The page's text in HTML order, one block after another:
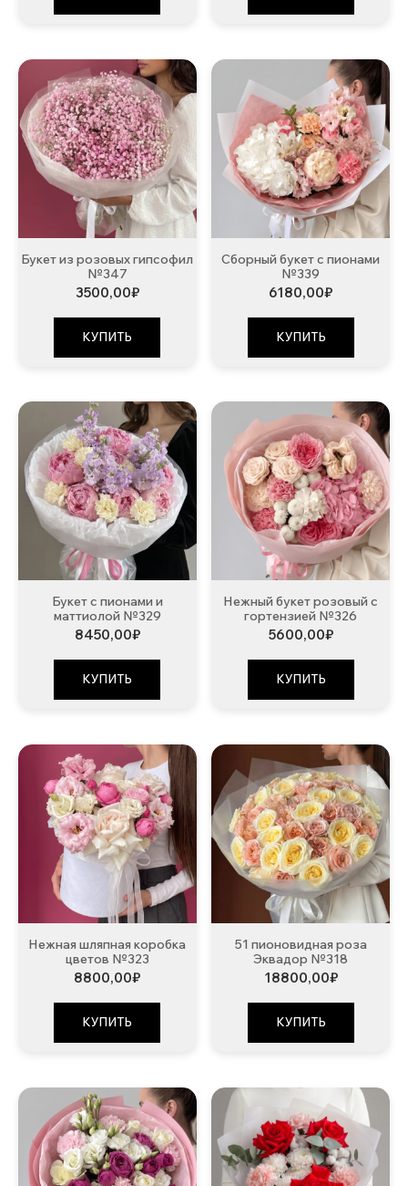
Букет из розовых гипсофил
№347
3500,00₽
КУПИТЬ
Сборный букет с пионами
№339
6180,00₽
КУПИТЬ
Букет с пионами и
маттиолой №329
8450,00₽
КУПИТЬ
Нежный букет розовый с
гортензией №326
5600,00₽
КУПИТЬ
Нежная шляпная коробка
цветов №323
8800,00₽
КУПИТЬ
51 пионовидная роза
Эквадор №318
18800,00₽
КУПИТЬ